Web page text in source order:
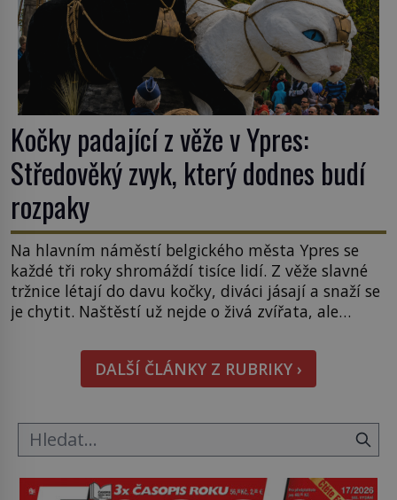
Kočky padající z věže v Ypres:
Středověký zvyk, který dodnes budí
rozpaky
Na hlavním náměstí belgického města Ypres se
každé tři roky shromáždí tisíce lidí. Z věže slavné
tržnice létají do davu kočky, diváci jásají a snaží se
je chytit. Naštěstí už nejde o živá zvířata, ale
Tato veselá podívaná připomíná jeden z
nejpodivnějších a zároveň nejkrutějších zvyků […]
DALŠÍ ČLÁNKY Z RUBRIKY ›